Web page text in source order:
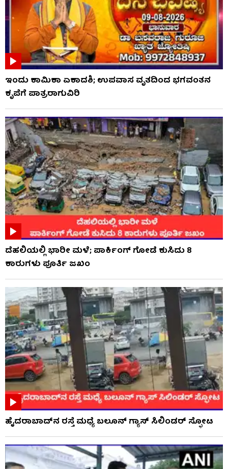
ಇಂದು ಕಾಮಿಕಾ ಏಕಾದಶಿ; ಉಪವಾಸ ವೃತದಿಂದ ಭಗವಂತನ
ಕೃಪೆಗೆ ಪಾತ್ರರಾಗುವಿರಿ
ದೆಹಲಿಯಲ್ಲಿ ಭಾರೀ ಮಳೆ; ಪಾರ್ಕಿಂಗ್ ಗೋಡೆ ಕುಸಿದು 8
ಕಾರುಗಳು ಪೂರ್ತಿ ಜಖಂ
ಹೈದರಾಬಾದ್​ನ ರಸ್ತೆ ಮಧ್ಯೆ ಬಲೂನ್ ಗ್ಯಾಸ್ ಸಿಲಿಂಡರ್ ಸ್ಫೋಟ